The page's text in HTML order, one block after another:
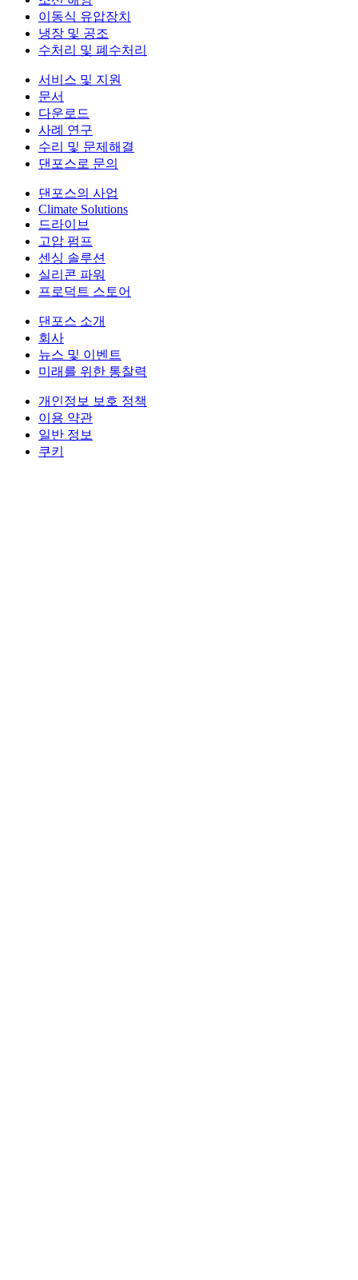
이동식 유압장치
냉장 및 공조
수처리 및 폐수처리
서비스 및 지원
문서
다운로드
사례 연구
수리 및 문제해결
댄포스로 문의
댄포스의 사업
Climate Solutions
드라이브
고압 펌프
센싱 솔루션
실리콘 파워
프로덕트 스토어
댄포스 소개
회사
뉴스 및 이벤트
미래를 위한 통찰력
개인정보 보호 정책
이용 약관
일반 정보
쿠키